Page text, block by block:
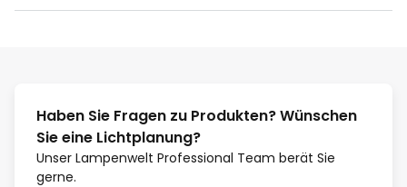
Haben Sie Fragen zu Produkten? Wünschen
Sie eine Lichtplanung?
Unser Lampenwelt Professional Team berät Sie
gerne.